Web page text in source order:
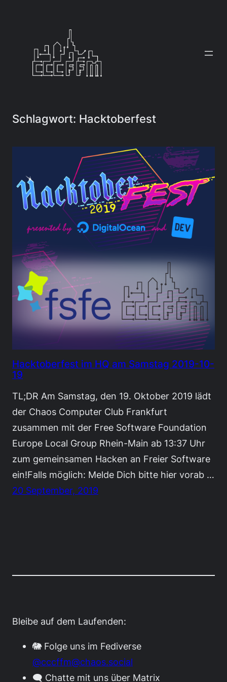
Schlagwort: Hacktoberfest
Hacktoberfest im HQ am Samstag 2019-10-
19
TL;DR Am Samstag, den 19. Oktober 2019 lädt
der Chaos Computer Club Frankfurt
zusammen mit der Free Software Foundation
Europe Local Group Rhein-Main ab 13:37 Uhr
zum gemeinsamen Hacken an Freier Software
ein!Falls möglich: Melde Dich bitte hier vorab …
20 September, 2019
Bleibe auf dem Laufenden:
🐘 Folge uns im Fediverse
@cccffm@chaos.social
🗨️ Chatte mit uns über Matrix